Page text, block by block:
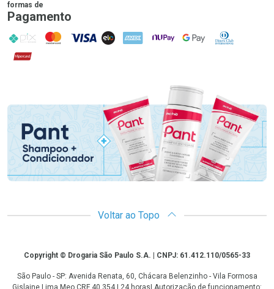
formas de
Pagamento
PIX MasterCard
VISA ELO AMEX NuPay Google PayDiners Club
Hipercard
Promoção em Destaque
Voltar ao Topo
CopyrightCopyright © Drogaria São Paulo S.A. | CNPJ: 61.412.110/0565-33
São Paulo - SP: Avenida Renata, 60, Chácara Belenzinho - Vila Formosa
Gislaine Lima Meo CRF 40.354 | 24 horas| Autorização de funcionamento: